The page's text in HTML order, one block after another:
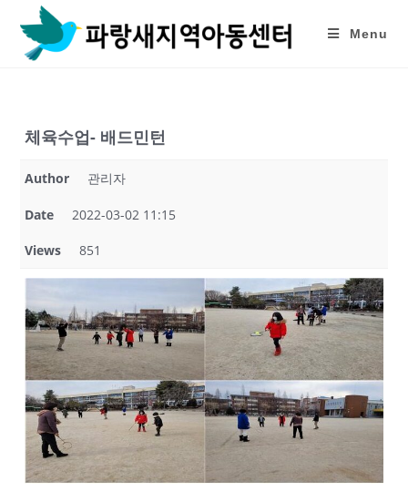
content
Menu
체육수업- 배드민턴
Author 관리자
Date 2022-03-02 11:15
Views 851